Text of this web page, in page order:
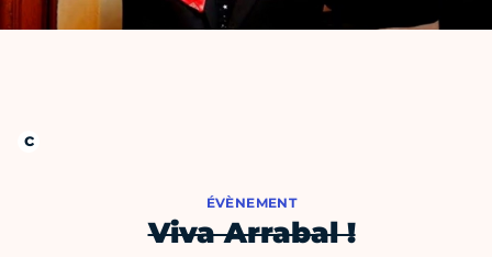
ÉVÈNEMENT
Viva Arrabal !